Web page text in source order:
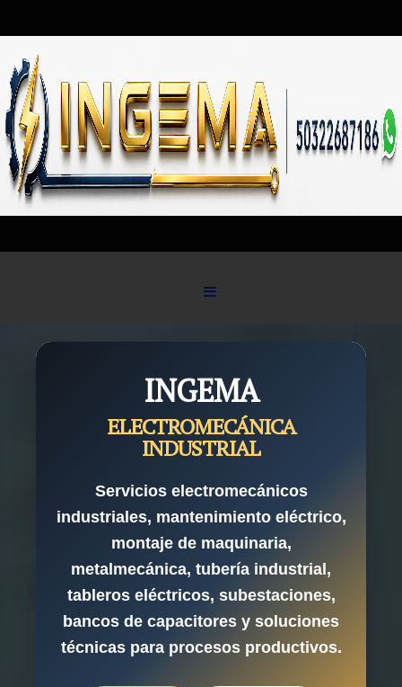
INGEMA
ELECTROMECÁNICA
INDUSTRIAL
Servicios electromecánicos
industriales, mantenimiento eléctrico,
montaje de maquinaria,
metalmecánica, tubería industrial,
tableros eléctricos, subestaciones,
bancos de capacitores y soluciones
técnicas para procesos productivos.